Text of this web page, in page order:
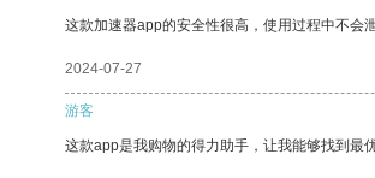
这款加速器app的安全性很高，使用过程中不会
2024-07-27
游客
这款app是我购物的得力助手，让我能够找到最